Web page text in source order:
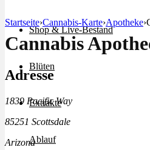
Shop & Live-Bestand
Blüten
Extrakte
Ablauf
Startseite›Cannabis-Karte›Apotheke›
Cannabis
Adresse
1839 Pacific Way
85251 Scottsdale
Arizona